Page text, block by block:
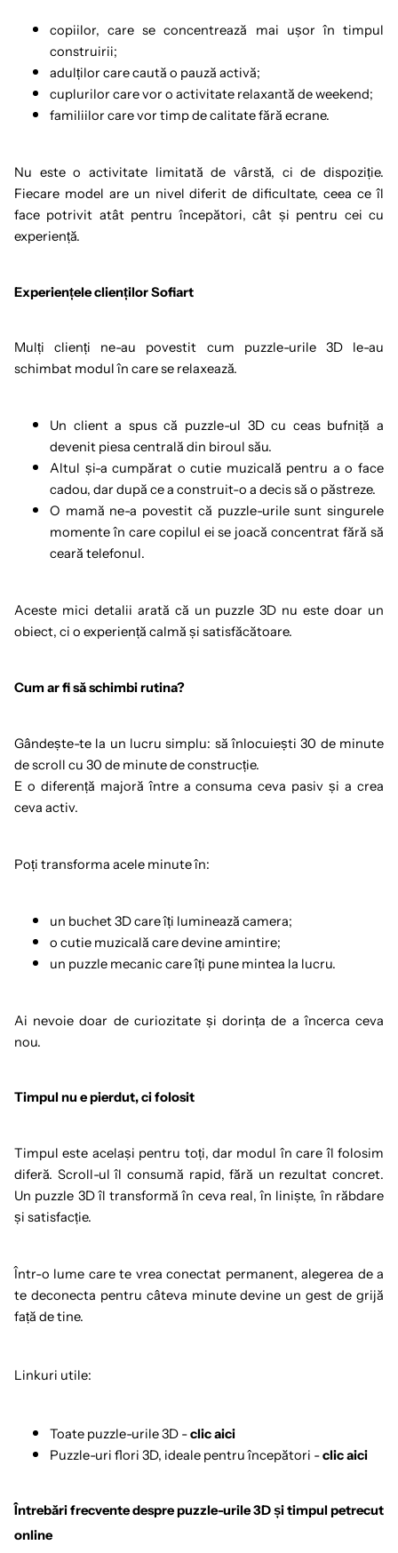
copiilor, care se concentrează mai ușor în timpul
construirii;
adulților care caută o pauză activă;
cuplurilor care vor o activitate relaxantă de weekend;
familiilor care vor timp de calitate fără ecrane.
Nu este o activitate limitată de vârstă, ci de dispoziție.
Fiecare model are un nivel diferit de dificultate, ceea ce îl
face potrivit atât pentru începători, cât și pentru cei cu
experiență.
Experiențele clienților Sofiart
Mulți clienți ne-au povestit cum puzzle-urile 3D le-au
schimbat modul în care se relaxează.
Un client a spus că puzzle-ul 3D cu ceas bufniță a
devenit piesa centrală din biroul său.
Altul și-a cumpărat o cutie muzicală pentru a o face
cadou, dar după ce a construit-o a decis să o păstreze.
O mamă ne-a povestit că puzzle-urile sunt singurele
momente în care copilul ei se joacă concentrat fără să
ceară telefonul.
Aceste mici detalii arată că un puzzle 3D nu este doar un
obiect, ci o experiență calmă și satisfăcătoare.
Cum ar fi să schimbi rutina?
Gândește-te la un lucru simplu: să înlocuiești 30 de minute
de scroll cu 30 de minute de construcție.
E o diferență majoră între a consuma ceva pasiv și a crea
ceva activ.
Poți transforma acele minute în:
un buchet 3D care îți luminează camera;
o cutie muzicală care devine amintire;
un puzzle mecanic care îți pune mintea la lucru.
Ai nevoie doar de curiozitate și dorința de a încerca ceva
nou.
Timpul nu e pierdut, ci folosit
Timpul este același pentru toți, dar modul în care îl folosim
diferă. Scroll-ul îl consumă rapid, fără un rezultat concret.
Un puzzle 3D îl transformă în ceva real, în liniște, în răbdare
și satisfacție.
Într-o lume care te vrea conectat permanent, alegerea de a
te deconecta pentru câteva minute devine un gest de grijă
față de tine.
Linkuri utile:
Toate puzzle-urile 3D -clic aici
Puzzle-uri flori 3D, ideale pentru începători -clic aici
Întrebări frecvente despre puzzle-urile 3D și timpul petrecut
online